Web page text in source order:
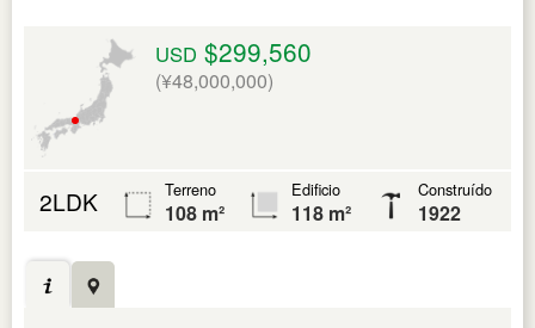
USD $299,560
(¥48,000,000)
2LDK Terreno
108 m²
Edificio
118 m²
Construído
1922